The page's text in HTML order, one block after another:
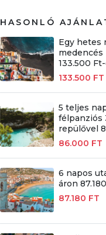
HASONLÓ
Egy hetes
133.500
133.500 FT
5 teljes
félpanziós
repülővel
86.000 FT
6 napos
áron
87.180 FT